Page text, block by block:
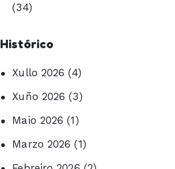
(34)
Histórico
Xullo 2026 (4)
Xuño 2026 (3)
Maio 2026 (1)
Marzo 2026 (1)